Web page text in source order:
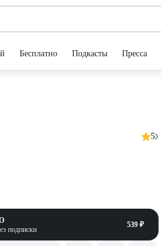
Бесплатно Подкасты Пресса
5
подписки
539 ₽